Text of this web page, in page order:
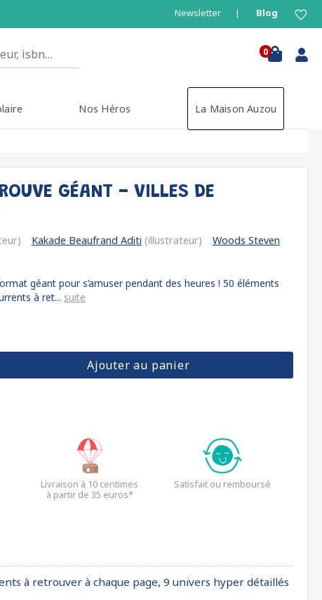
Newsletter Blog
0
Nos Héros La Maison Auzou
GÉANT - VILLES DE
Kakade Beaufrand Aditi (illustrateur)
Woods Steven
géant pour s’amuser pendant des heures ! 50 éléments
à ret... suite
Ajouter au panier
Livraison à 10 centimes
à partir de 35 euros*
Satisfait ou remboursé
à retrouver à chaque page, 9 univers hyper détaillés